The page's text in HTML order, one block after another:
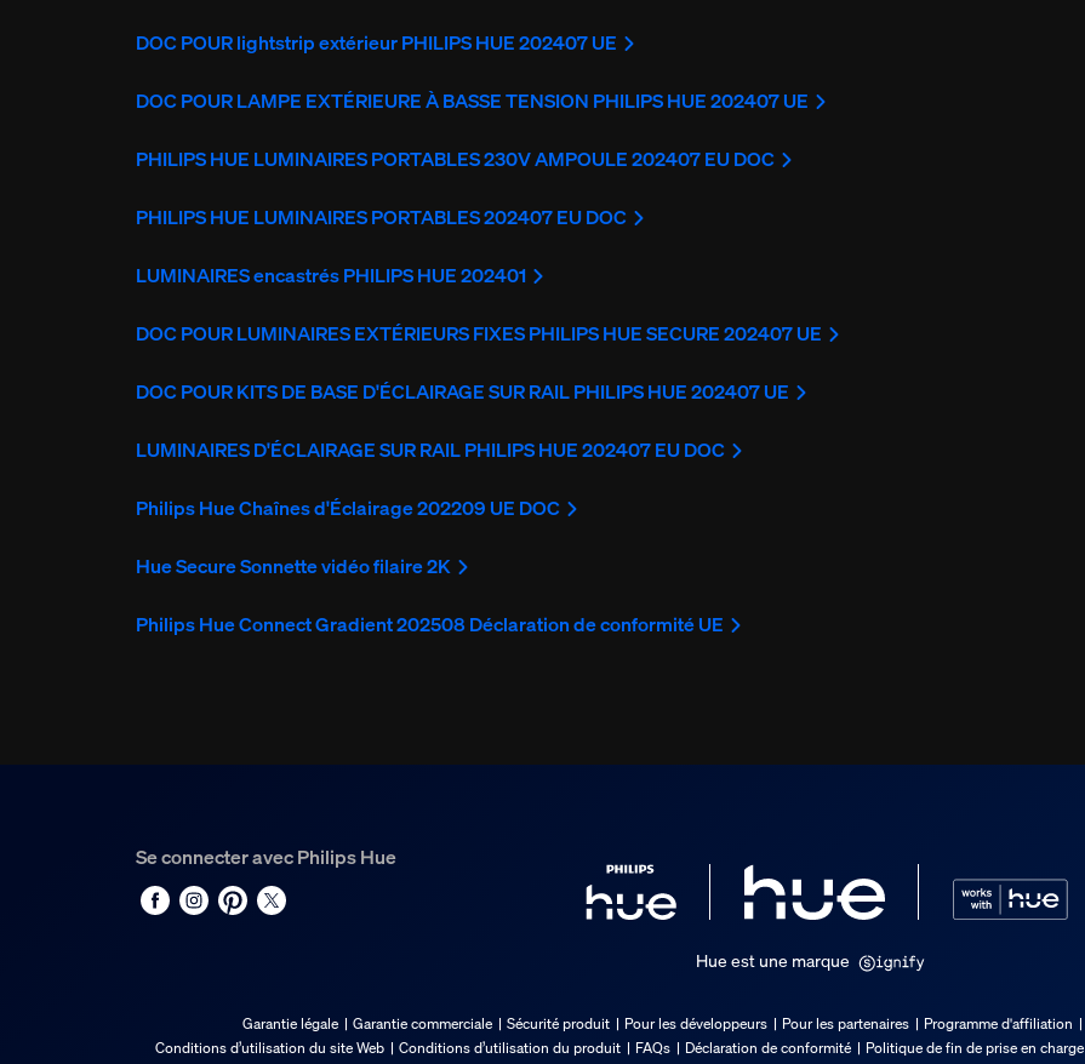
DOC POUR lightstrip extérieur PHILIPS HUE 202407 UE
DOC POUR LAMPE EXTÉRIEURE À BASSE TENSION PHILIPS HUE 202407 UE
PHILIPS HUE LUMINAIRES PORTABLES 230V AMPOULE 202407 EU DOC
PHILIPS HUE LUMINAIRES PORTABLES 202407 EU DOC
LUMINAIRES encastrés PHILIPS HUE 202401
DOC POUR LUMINAIRES EXTÉRIEURS FIXES PHILIPS HUE SECURE 202407 UE
DOC POUR KITS DE BASE D'ÉCLAIRAGE SUR RAIL PHILIPS HUE 202407 UE
LUMINAIRES D'ÉCLAIRAGE SUR RAIL PHILIPS HUE 202407 EU DOC
Philips Hue Chaînes d'Éclairage 202209 UE DOC
Hue Secure Sonnette vidéo filaire 2K
Philips Hue Connect Gradient 202508 Déclaration de conformité UE
Se connecter avec Philips Hue
Hue est une marque
Garantie légale Garantie commerciale Sécurité produit Pour les développeurs Pour les partenaires Programme d'affiliation
Conditions d’utilisation du site Web
Conditions d’utilisation du produit FAQs Déclaration de conformité Politique de fin de prise en charge